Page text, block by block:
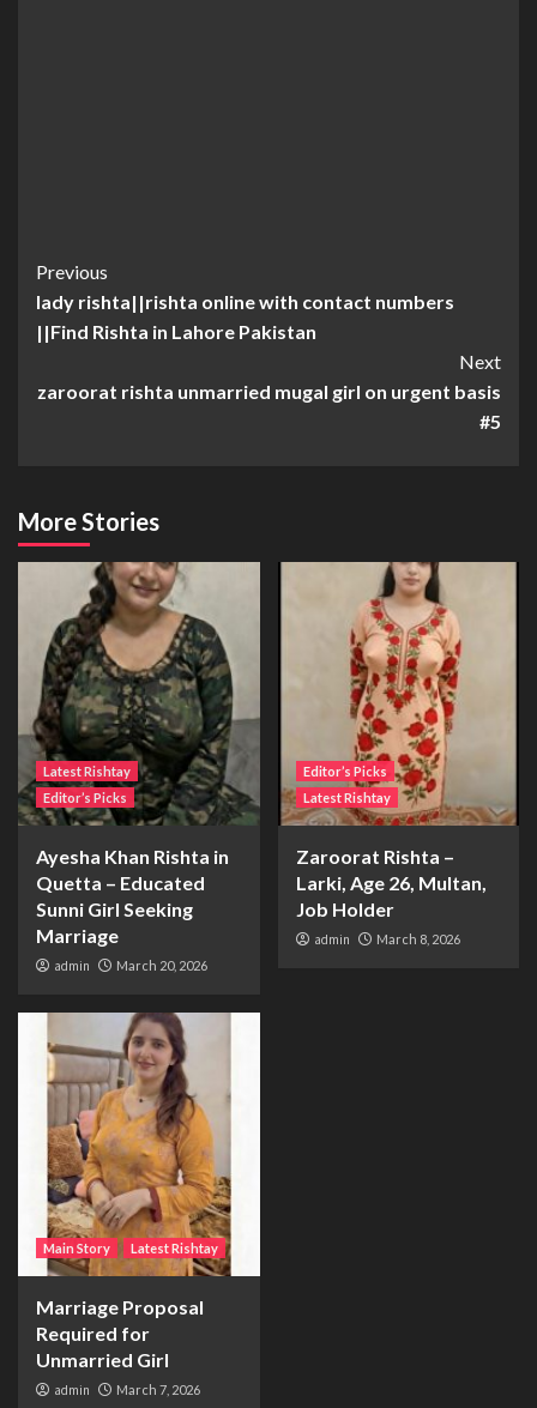
Continue
Reading
Previous
lady rishta||rishta online with contact numbers
||Find Rishta in Lahore Pakistan
Next
zaroorat rishta unmarried mugal girl on urgent basis
#5
More Stories
Latest Rishtay
Editor’s Picks
Ayesha Khan Rishta in
Quetta – Educated
Sunni Girl Seeking
Marriage
admin March 20, 2026
Editor’s Picks
Latest Rishtay
Zaroorat Rishta –
Larki, Age 26, Multan,
Job Holder
admin March 8, 2026
Main Story Latest Rishtay
Marriage Proposal
Required for
Unmarried Girl
admin March 7, 2026